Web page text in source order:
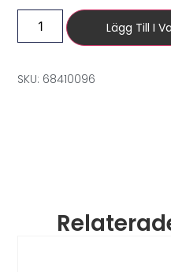
Lägg Till I
SKU: 68410096